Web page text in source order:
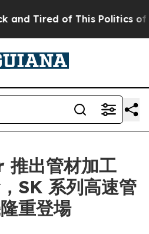
Tired of This Politics of
出管材加工
，SK 系列高速管
重登場